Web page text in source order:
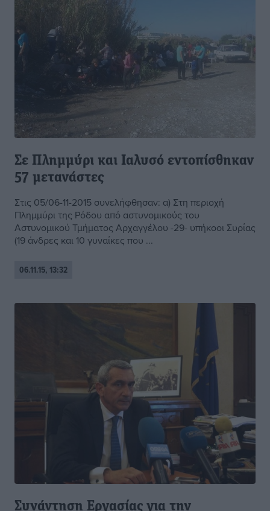
Σε Πλημμύρι και Ιαλυσό εντοπίσθηκαν
57 μετανάστες
Στις 05/06-11-2015 συνελήφθησαν: α) Στη περιοχή
Πλημμύρι της Ρόδου από αστυνομικούς του
Αστυνομικού Τμήματος Αρχαγγέλου -29- υπήκοοι Συρίας
(19 άνδρες και 10 γυναίκες που ...
06.11.15, 13:32
Συνάντηση Εργασίας για την